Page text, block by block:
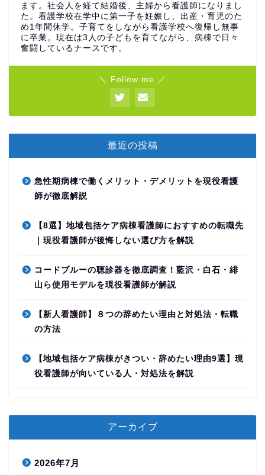
ます。社会人を経て結婚後、主婦から看護師になりまし
た。看護学校在学中に第一子を妊娠し、出産・育児のた
め1年間休学。子育てをしながら看護学校へ復帰し無事
に卒業。現在は3人の子どもを育てながら、病棟で日々
奮闘しているナースです。
＼ Follow me ／
最近の投稿
急性期病棟で働くメリット・デメリットを現役看護
師が徹底解説
【8選】地域包括ケア病棟看護師におすすめの転職先
｜現役看護師が後悔しない選び方を解説
コードブルーの聴診器を徹底調査！藍沢・白石・緋
山ら使用モデルを現役看護師が解説
【新人看護師】８つの辞めたい理由と対処法・転職
の方法
【地域包括ケア病棟がきつい・辞めたい理由9選】現
役看護師が向いている人・対処法を解説
アーカイブ
2026年7月